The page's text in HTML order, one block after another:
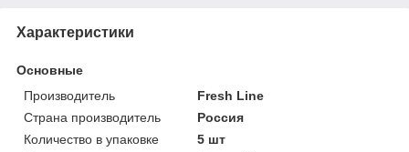
Характеристики
Основные
Производитель
Fresh Line
Страна производитель
Россия
Количество в упаковке
5 шт